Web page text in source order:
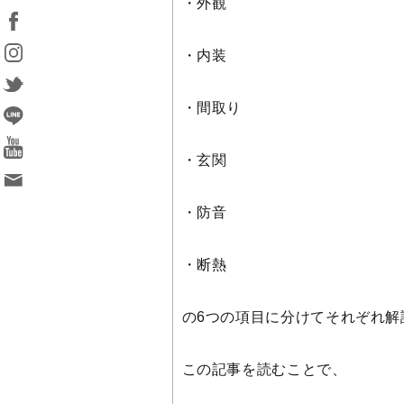
・外観
・内装
・間取り
・玄関
・防音
・断熱
の6つの項目に分けてそれぞれ解
この記事を読むことで、